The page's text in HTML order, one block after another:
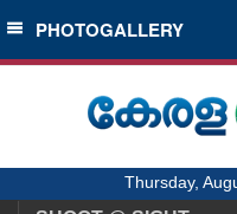
SECTIONS
HOME
NOTIFIED NEWS
PHOTOGALLERY
Thursday,